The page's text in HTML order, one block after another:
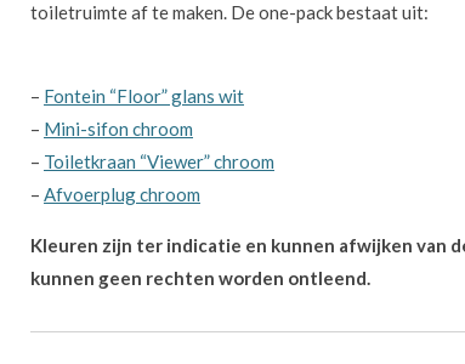
toiletruimte af te maken. De one-pack bestaat uit:
– Fontein “Floor” glans wit
– Mini-sifon chroom
– Toiletkraan “Viewer” chroom
– Afvoerplug chroom
Kleuren zijn ter indicatie en kunnen afwijken van
kunnen geen rechten worden ontleend.